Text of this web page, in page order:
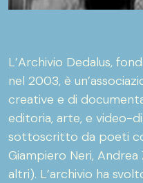
L’Archivio Dedalus,
nel 2003, è
creative e di
editoria, arte, e video-
sottoscritto da poeti
Giampiero Neri,
altri). L’archivio ha